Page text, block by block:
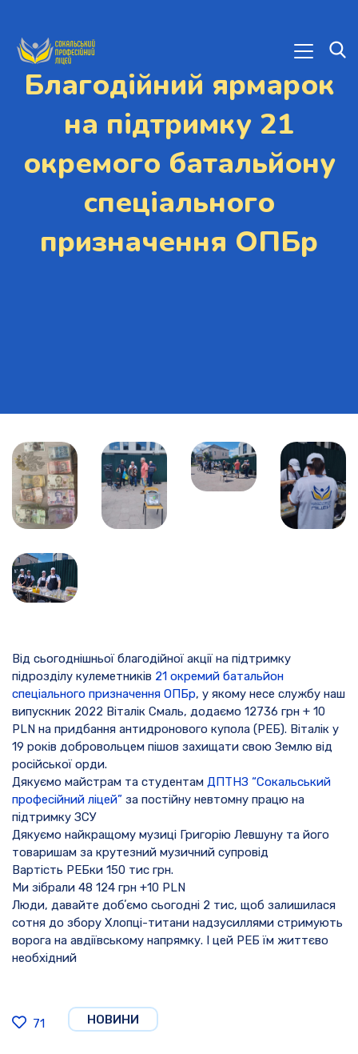
Благодійний ярмарок
на підтримку 21
окремого батальйону
спеціального
призначення ОПБр
Від сьогоднішньої благодійної акції на підтримку
підрозділу кулеметників 21 окремий батальйон
спеціального призначення ОПБр, у якому несе службу наш
випускник 2022 Віталік Смаль, додаємо 12736 грн + 10
PLN на придбання антидронового купола (РЕБ). Віталік у
19 років добровольцем пішов захищати свою Землю від
російської орди.
Дякуємо майстрам та студентам ДПТНЗ “Сокальський
професійний ліцей” за постійну невтомну працю на
підтримку ЗСУ
Дякуємо найкращому музиці Григорію Левшуну та його
товаришам за крутезний музичний супровід
Вартість РЕБки 150 тис грн.
Ми зібрали 48 124 грн +10 PLN
Люди, давайте добʼємо сьогодні 2 тис, щоб залишилася
сотня до збору Хлопці-титани надзусиллями стримують
ворога на авдіївському напрямку. І цей РЕБ їм життєво
необхідний
71 НОВИНИ